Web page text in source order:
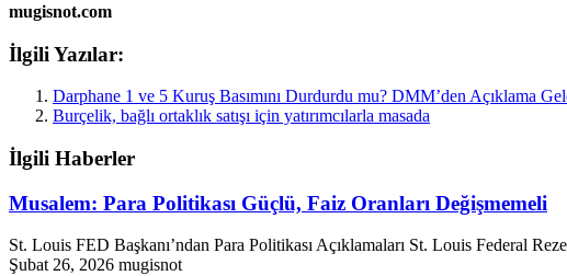
mugisnot.com
İlgili Yazılar:
Darphane 1 ve 5 Kuruş Basımını Durdurdu mu? DMM’den Açıklama
Burçelik, bağlı ortaklık satışı için yatırımcılarla masada
İlgili Haberler
Musalem: Para Politikası Güçlü, Faiz Oranları Değişmemeli
St. Louis FED Başkanı’ndan Para Politikası Açıklamaları St. Louis Federal
Şubat 26, 2026 mugisnot